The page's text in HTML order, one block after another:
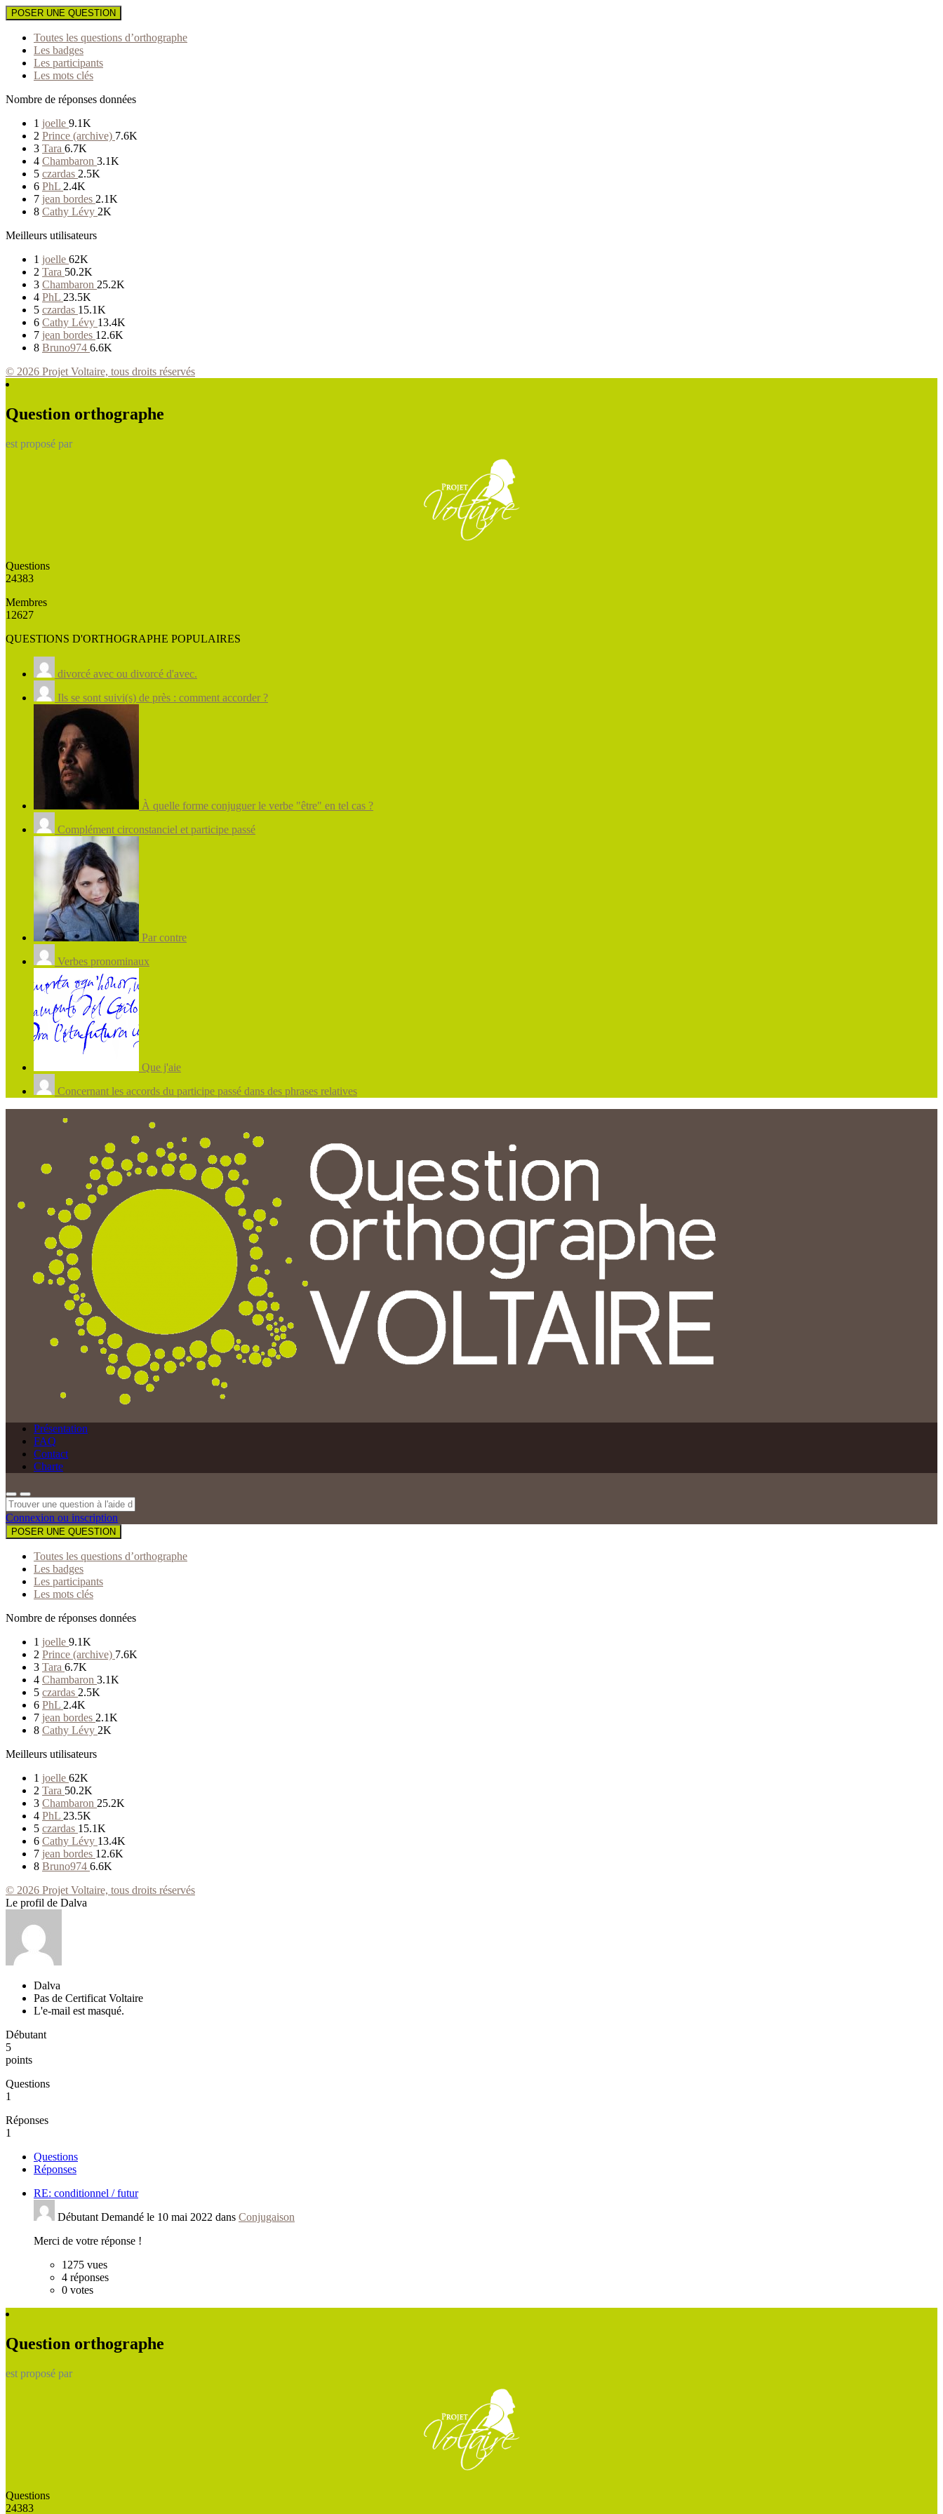
POSER UNE QUESTION
Toutes les questions d’orthographe
Les badges
Les participants
Les mots clés
Nombre de réponses données
1 joelle 9.1K
2 Prince (archive) 7.6K
3 Tara 6.7K
4 Chambaron 3.1K
5 czardas 2.5K
6 PhL 2.4K
7 jean bordes 2.1K
8 Cathy Lévy 2K
Meilleurs utilisateurs
1 joelle 62K
2 Tara 50.2K
3 Chambaron 25.2K
4 PhL 23.5K
5 czardas 15.1K
6 Cathy Lévy 13.4K
7 jean bordes 12.6K
8 Bruno974 6.6K
© 2026 Projet Voltaire, tous droits réservés
Question orthographe
est proposé par
Questions
24383
Membres
12627
QUESTIONS D'ORTHOGRAPHE POPULAIRES
divorcé avec ou divorcé d'avec.
Ils se sont suivi(s) de près : comment accorder ?
À quelle forme conjuguer le verbe "être" en tel cas ?
Complément circonstanciel et participe passé
Par contre
Verbes pronominaux
Que j'aie
Concernant les accords du participe passé dans des phrases relatives
Présentation
FAQ
Contact
Charte
Connexion ou inscription
POSER UNE QUESTION
Toutes les questions d’orthographe
Les badges
Les participants
Les mots clés
Nombre de réponses données
1 joelle 9.1K
2 Prince (archive) 7.6K
3 Tara 6.7K
4 Chambaron 3.1K
5 czardas 2.5K
6 PhL 2.4K
7 jean bordes 2.1K
8 Cathy Lévy 2K
Meilleurs utilisateurs
1 joelle 62K
2 Tara 50.2K
3 Chambaron 25.2K
4 PhL 23.5K
5 czardas 15.1K
6 Cathy Lévy 13.4K
7 jean bordes 12.6K
8 Bruno974 6.6K
© 2026 Projet Voltaire, tous droits réservés
Le profil de Dalva
Dalva
Pas de Certificat Voltaire
L'e-mail est masqué.
Débutant
5
points
Questions
1
Réponses
1
Questions
Réponses
RE: conditionnel / futur
Débutant Demandé le 10 mai 2022 dans Conjugaison
Merci de votre réponse !
1275 vues
4 réponses
0 votes
Question orthographe
est proposé par
Questions
24383